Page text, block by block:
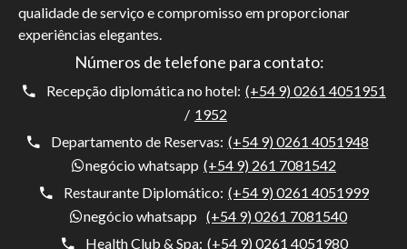
qualidade de serviço e compromisso em proporcionar
experiências elegantes.
Números de telefone para contato:
Recepção diplomática no hotel: (+54 9) 0261 4051951
/ 1952
Departamento de Reservas: (+54 9) 0261 4051948
negócio whatsapp (+54 9) 261 7081542
Restaurante Diplomático: (+54 9) 0261 4051999
negócio whatsapp (+54 9) 0261 7081540
Health Club & Spa: (+54 9) 0261 4051980